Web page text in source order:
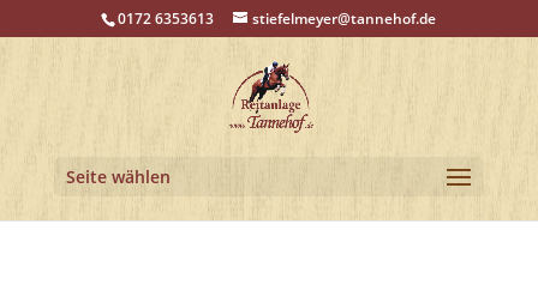
0172 6353613 stiefelmeyer@tannehof.de
Seite wählen